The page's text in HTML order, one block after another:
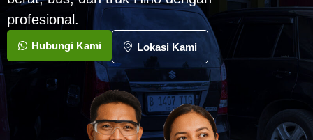
profesional.
Hubungi Kami Lokasi Kami